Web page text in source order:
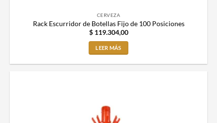
CERVEZA
Rack Escurridor de Botellas Fijo de 100 Posiciones
$119.304,00
LEER MÁS